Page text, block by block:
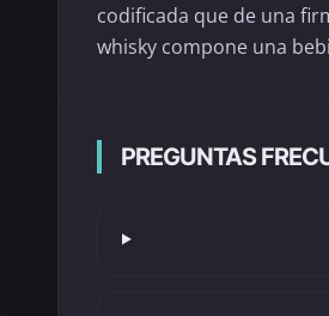
codificada que de una
whisky compone una
PREGUNTAS